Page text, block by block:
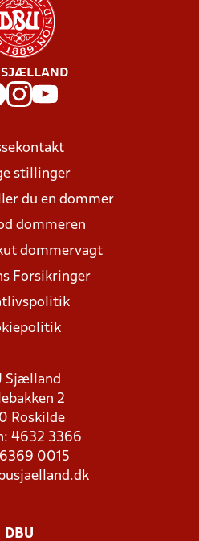
SJÆLLAND
stillinger
du en dommer
dommeren
dommervagt
Forsikringer
Sjælland
2
Roskilde
4632 3366
6369 0015
DBU